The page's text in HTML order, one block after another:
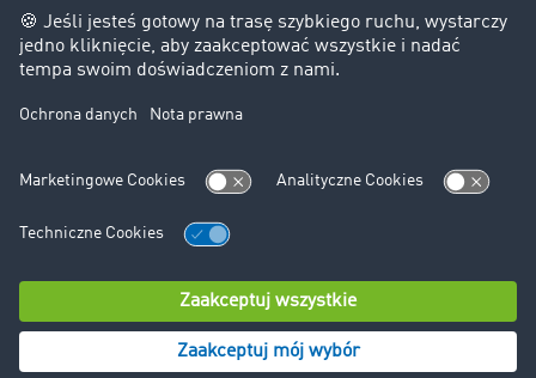
Ochrona danych
Ustawienia plików cookies
© TIMOCOM GmbH 2024. Wszystkie prawa zastrzeżone